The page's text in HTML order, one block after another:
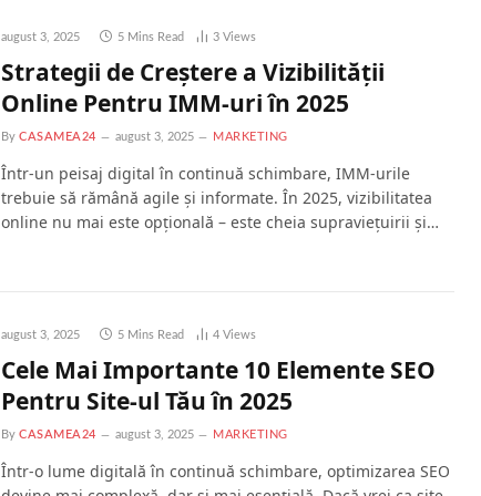
august 3, 2025 5 Mins Read 3 Views
Strategii de Creștere a Vizibilității
Online Pentru IMM-uri în 2025
By CASAMEA24 august 3, 2025 MARKETING
Într-un peisaj digital în continuă schimbare, IMM-urile
trebuie să rămână agile și informate. În 2025, vizibilitatea
online nu mai este opțională – este cheia supraviețuirii și…
august 3, 2025 5 Mins Read 4 Views
Cele Mai Importante 10 Elemente SEO
Pentru Site-ul Tău în 2025
By CASAMEA24 august 3, 2025 MARKETING
Într-o lume digitală în continuă schimbare, optimizarea SEO